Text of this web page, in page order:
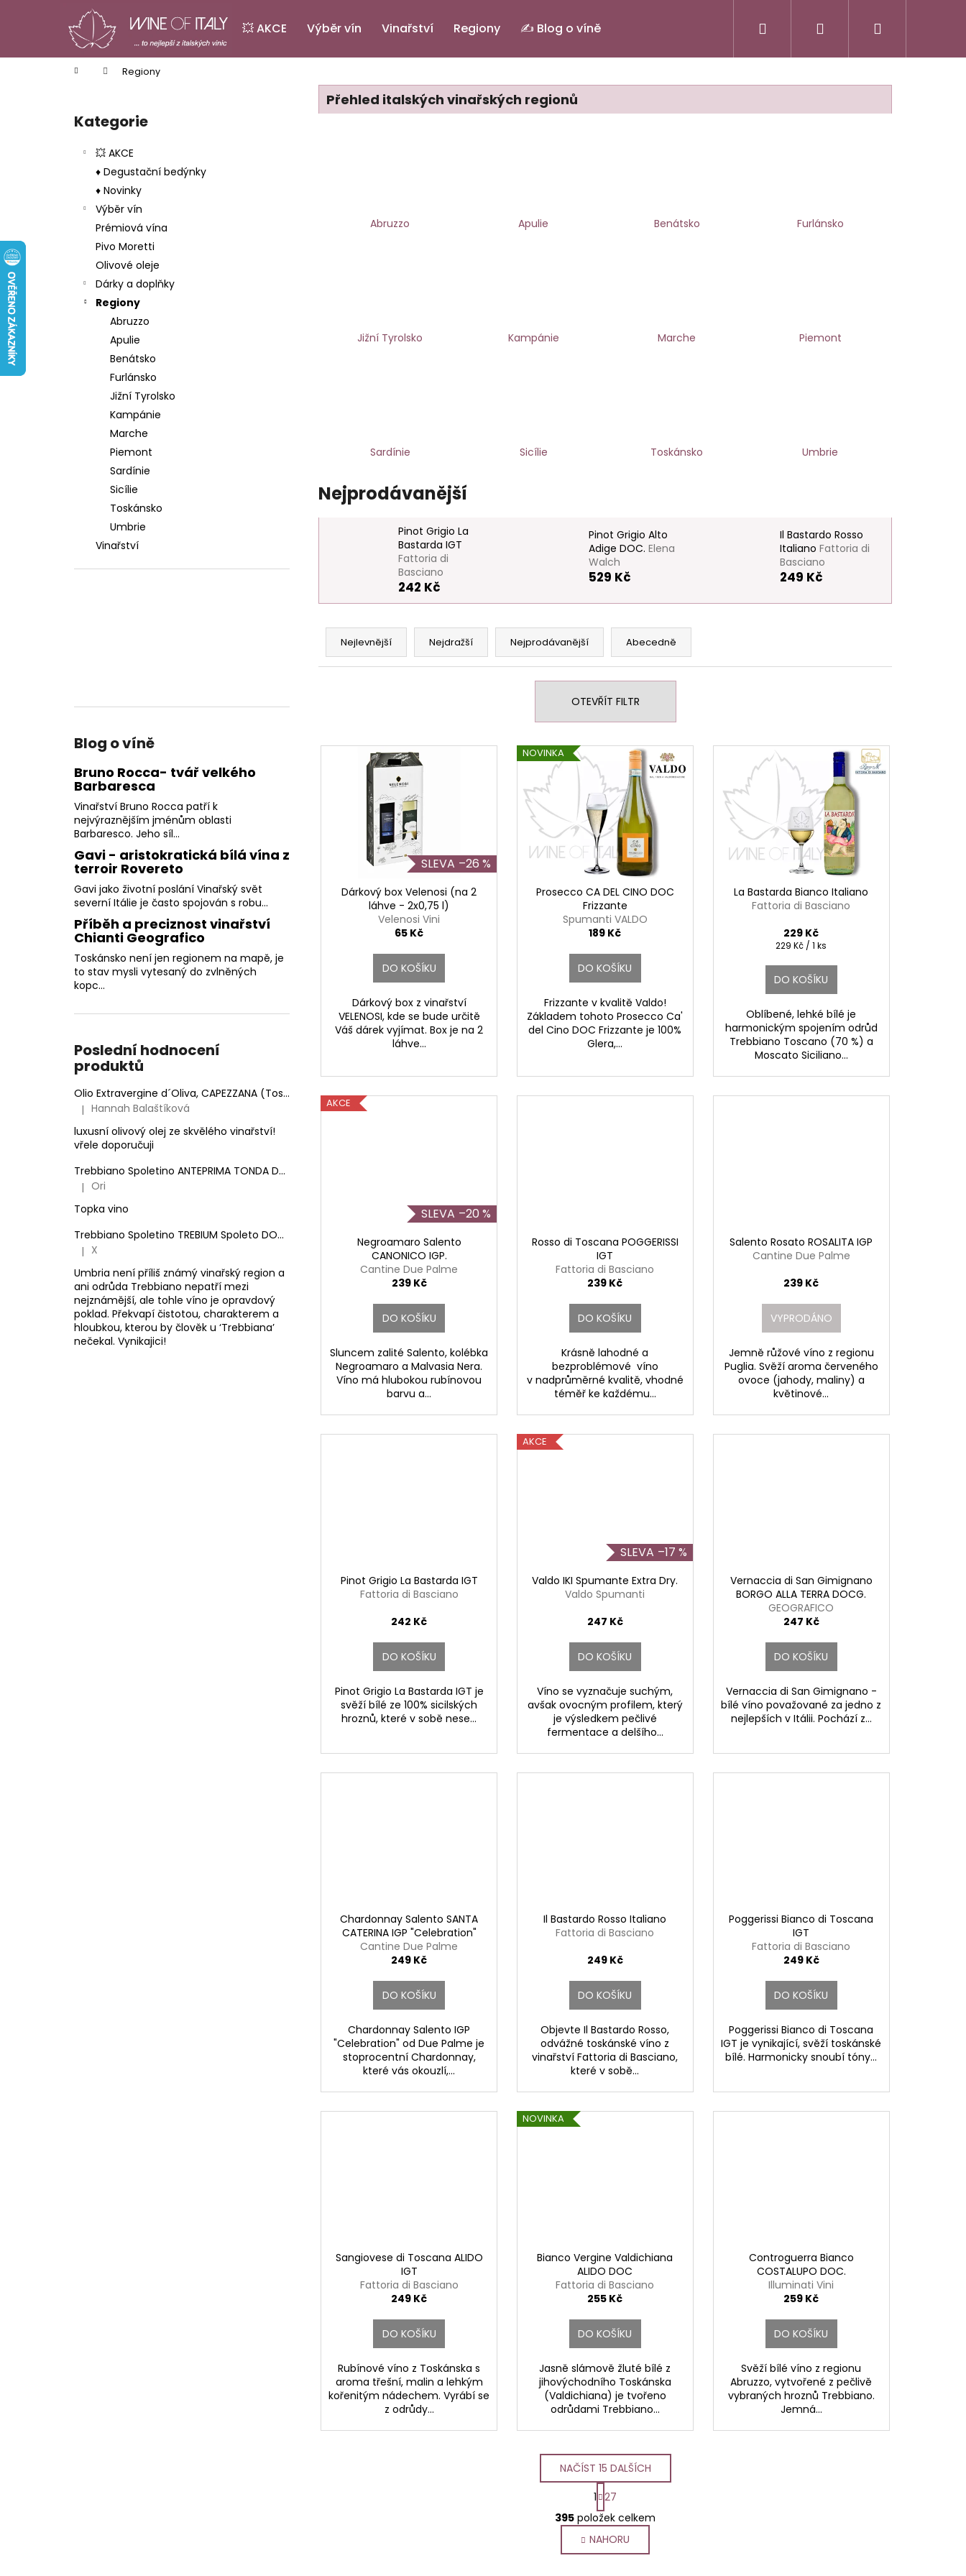
💥 AKCE Výběr vín Vinařství Regiony ✍️ Blog o víně Přihlášení
košík
Domů Regiony
Přeskočit
kategorie
Kategorie
💥 AKCE
♦ Degustační bedýnky
♦ Novinky
Výběr vín
Prémiová vína
Pivo Moretti
Olivové oleje
Dárky a doplňky
Regiony
Abruzzo
Apulie
Benátsko
Furlánsko
Jižní Tyrolsko
Kampánie
Marche
Piemont
Sardínie
Sicílie
Toskánsko
Umbrie
Vinařství
Blog o víně
Bruno Rocca- tvář velkého
Barbaresca
Vinařství Bruno Rocca patří k
nejvýraznějším jménům oblasti
Barbaresco. Jeho síl...
Gavi - aristokratická bílá vína z
terroir Rovereto
Gavi jako životní poslání Vinařský svět
severní Itálie je často spojován s robu...
Příběh a preciznost vinařství
Chianti Geografico
Toskánsko není jen regionem na mapě, je
to stav mysli vytesaný do zvlněných
kopc...
Poslední hodnocení
produktů
Olio Extravergine d´Oliva, CAPEZZANA (Toskánsko) - 0,5 l
Capezzana
Hodnocení produktu je 5 z 5 hvězdiček.
| Hannah Balaštíková
luxusní olivový olej ze skvělého vinařství!
vřele doporučuji
Trebbiano Spoletino ANTEPRIMA TONDA DOC.
Hodnocení produktu je 5 z 5 hvězdiček.
| Ori
Topka vino
Trebbiano Spoletino TREBIUM Spoleto DOC.
Antonelli San Marco
Hodnocení produktu je 5 z 5 hvězdiček.
| X
Umbria není příliš známý vinařský region a
ani odrůda Trebbiano nepatří mezi
nejznámější, ale tohle víno je opravdový
poklad. Překvapí čistotou, charakterem a
hloubkou, kterou by člověk u ‘Trebbiana’
nečekal. Vynikajici!
Přehled italských vinařských regionů
Abruzzo Apulie Benátsko Furlánsko
Jižní Tyrolsko Kampánie Marche Piemont
Sardínie Sicílie Toskánsko Umbrie
Nejprodávanější
Pinot Grigio La
Bastarda IGT
Fattoria di
Basciano
242 Kč
Pinot Grigio Alto
Adige DOC.Elena
Walch
529 Kč
Il Bastardo Rosso
Italiano Fattoria di
Basciano
249 Kč
Ř
z
Nejlevnější Nejdražší Nejprodávanější Abecedně
OTEVŘÍT FILTR
V
–26 %
Dárkový box Velenosi (na 2
láhve - 2x0,75 l)
Velenosi Vini
65 Kč
DO KOŠÍKU
Dárkový box z vinařství
VELENOSI, kde se bude určitě
Váš dárek vyjímat. Box je na 2
láhve...
NOVINKA
Prosecco CA DEL CINO DOC
Frizzante
Spumanti VALDO
189 Kč
DO KOŠÍKU
Frizzante v kvalitě Valdo!
Základem tohoto Prosecco Ca'
del Cino DOC Frizzante je 100%
Glera,...
La Bastarda Bianco Italiano
Fattoria di Basciano
229 Kč
Měrná
229 Kč / 1 ks
DO KOŠÍKU
Oblíbené, lehké bílé je
harmonickým spojením odrůd
Trebbiano Toscano (70 %) a
Moscato Siciliano...
AKCE
–20 %
Negroamaro Salento
CANONICO IGP.
Cantine Due Palme
239 Kč
DO KOŠÍKU
Sluncem zalité Salento, kolébka
Negroamaro a Malvasia Nera.
Víno má hlubokou rubínovou
barvu a...
Rosso di Toscana POGGERISSI
IGT
Fattoria di Basciano
239 Kč
DO KOŠÍKU
Krásně lahodné a
bezproblémové víno
v nadprůměrné kvalitě, vhodné
téměř ke každému...
Salento Rosato ROSALITA IGP
Cantine Due Palme
239 Kč
VYPRODÁNO
Jemně růžové víno z regionu
Puglia. Svěží aroma červeného
ovoce (jahody, maliny) a
květinové...
Pinot Grigio La Bastarda IGT
Fattoria di Basciano
242 Kč
DO KOŠÍKU
Pinot Grigio La Bastarda IGT je
svěží bílé ze 100% sicilských
hroznů, které v sobě nese...
AKCE
–17 %
Valdo IKI Spumante Extra Dry.
Valdo Spumanti
247 Kč
DO KOŠÍKU
Víno se vyznačuje suchým,
avšak ovocným profilem, který
je výsledkem pečlivé
fermentace a delšího...
Vernaccia di San Gimignano
BORGO ALLA TERRA DOCG.
GEOGRAFICO
247 Kč
DO KOŠÍKU
Vernaccia di San Gimignano -
bílé víno považované za jedno z
nejlepších v Itálii. Pochází z...
Chardonnay Salento SANTA
CATERINA IGP "Celebration"
Cantine Due Palme
249 Kč
DO KOŠÍKU
Chardonnay Salento IGP
"Celebration" od Due Palme je
stoprocentní Chardonnay,
které vás okouzlí,...
Il Bastardo Rosso Italiano
Fattoria di Basciano
249 Kč
DO KOŠÍKU
Objevte Il Bastardo Rosso,
odvážné toskánské víno z
vinařství Fattoria di Basciano,
které v sobě...
Poggerissi Bianco di Toscana
IGT
Fattoria di Basciano
249 Kč
DO KOŠÍKU
Poggerissi Bianco di Toscana
IGT je vynikající, svěží toskánské
bílé. Harmonicky snoubí tóny...
Sangiovese di Toscana ALIDO
IGT
Fattoria di Basciano
249 Kč
DO KOŠÍKU
Rubínové víno z Toskánska s
aroma třešní, malin a lehkým
kořenitým nádechem. Vyrábí se
z odrůdy...
NOVINKA
Bianco Vergine Valdichiana
ALIDO DOC
Fattoria di Basciano
255 Kč
DO KOŠÍKU
Jasně slámově žluté bílé z
jihovýchodního Toskánska
(Valdichiana) je tvořeno
odrůdami Trebbiano...
Controguerra Bianco
COSTALUPO DOC.
Illuminati Vini
259 Kč
DO KOŠÍKU
Svěží bílé víno z regionu
Abruzzo, vytvořené z pečlivě
vybraných hroznů Trebbiano.
Jemná...
O
v
l
á
NAČÍST 15 DALŠÍCH
S
t
r
á
n
1 27
395 položek celkem
NAHORU
í
Zpět
do
Zpět
do
Co potřebujete najít?
PINOT GRIGIO LA BASTARDA IGT
FATTORIA DI BASCIANO
242 Kč
529 Kč
249 Kč